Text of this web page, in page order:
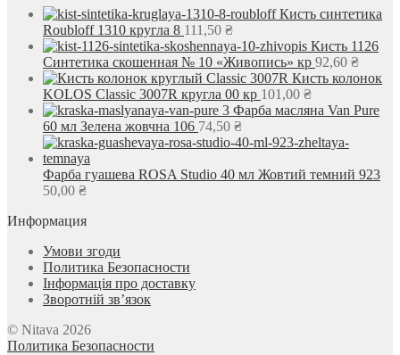
Кисть синтетика
Roubloff 1310 кругла 8 111,50 ₴
Кисть 1126
Синтетика скошенная № 10 «Живопись» кр 92,60 ₴
Кисть колонок
KOLOS Classic 3007R кругла 00 кр 101,00 ₴
Фарба масляна Van Pure
60 мл Зелена жовчна 106 74,50 ₴
Фарба гуашева ROSA Studio 40 мл Жовтий темний 923
50,00 ₴
Информация
Умови згоди
Политика Безопасности
Інформація про доставку
Зворотній зв’язок
© Nitava 2026
Политика Безопасности